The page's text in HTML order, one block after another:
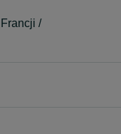
/